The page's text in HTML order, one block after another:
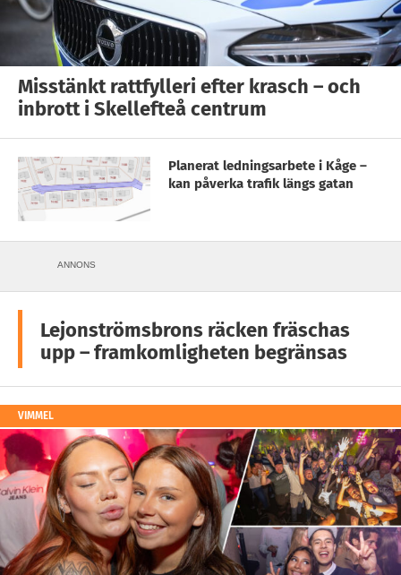
Misstänkt rattfylleri efter krasch – och
inbrott i Skellefteå centrum
Planerat ledningsarbete i Kåge –
kan påverka trafik längs gatan
ANNONS
Lejonströmsbrons räcken fräschas
upp – framkomligheten begränsas
VIMMEL